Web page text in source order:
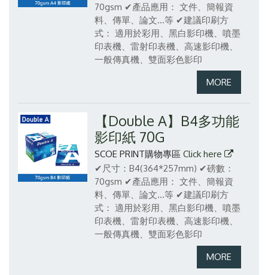
70gsm ✔產品應用： 文件、簡報資
料、傳單、論文...等 ✔建議印刷方
式： 適用於彩用、黑白影印機、噴墨
印表機、雷射印表機、高速影印機、
一般傳真機、雙面彩色影印
【Double A】B4多功能
影印紙 70G
SCOE PRINT購物專區 Click here
✔尺寸：B4(364*257mm) ✔磅數：
70gsm ✔產品應用： 文件、簡報資
料、傳單、論文...等 ✔建議印刷方
式： 適用於彩用、黑白影印機、噴墨
印表機、雷射印表機、高速影印機、
一般傳真機、雙面彩色影印